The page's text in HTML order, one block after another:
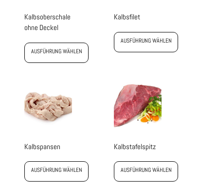
Kalbsoberschale
ohne Deckel
AUSFÜHRUNG WÄHLEN
Kalbsfilet
AUSFÜHRUNG WÄHLEN
Kalbspansen
AUSFÜHRUNG WÄHLEN
Kalbstafelspitz
AUSFÜHRUNG WÄHLEN